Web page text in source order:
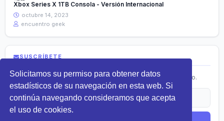
Solicitamos su permiso para obtener datos
estadísticos de su navegación en esta web. Si
continúa navegando consideramos que acepta
el uso de cookies.
Xbox Series X 1TB Consola - Versión Internacional
octubre 14, 2023
encuentro geek
SUSCRÍBETE
Recibe lo más nuevo en tecnología directamente en tu correo.